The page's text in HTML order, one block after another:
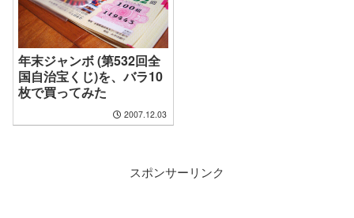
年末ジャンボ (第532回全
国自治宝くじ)を、バラ10
枚で買ってみた
2007.12.03
スポンサーリンク